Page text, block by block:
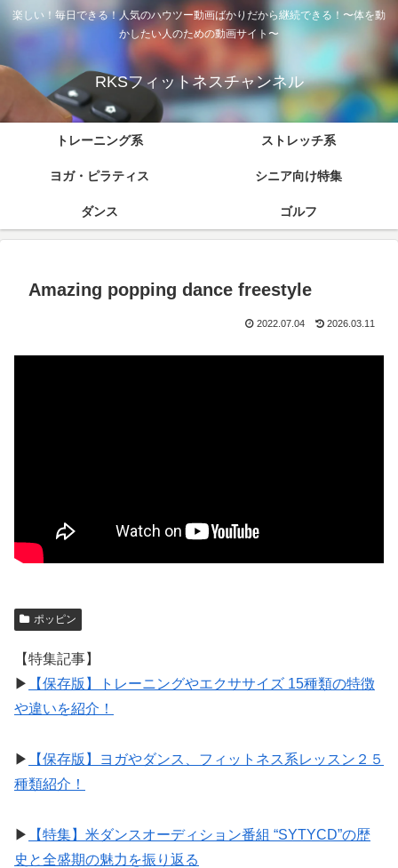
楽しい！毎日できる！人気のハウツー動画ばかりだから継続できる！〜体を動
かしたい人のための動画サイト〜
RKSフィットネスチャンネル
トレーニング系 ストレッチ系
ヨガ・ピラティス シニア向け特集
ダンス ゴルフ
Amazing popping dance freestyle
2022.07.04 2026.03.11
ポッピン
【特集記事】
▶︎
【保存版】トレーニングやエクササイズ 15種類の特徴
や違いを紹介！
▶︎
【保存版】ヨガやダンス、フィットネス系レッスン２５
種類紹介！
▶︎
【特集】米ダンスオーディション番組 “SYTYCD”の歴
史と全盛期の魅力を振り返る